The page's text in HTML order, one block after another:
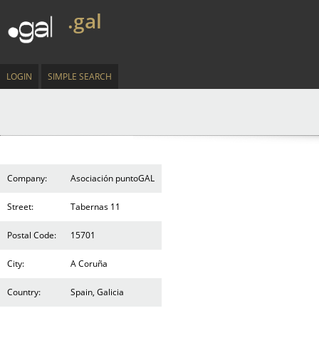
.gal
LOGIN SIMPLE SEARCH
Company: Asociación puntoGAL
Street: Tabernas 11
Postal Code: 15701
City: A Coruña
Country: Spain, Galicia